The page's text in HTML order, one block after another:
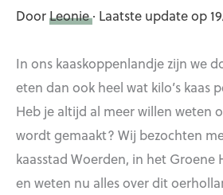
DoorLeonie· Laatste update op
In ons kaaskoppenlandje zijn we
eten dan ook heel wat kilo’s kaas
Heb je altijd al meer willen weten
wordt gemaakt? Wij bezochten
kaasstad Woerden, in het Groene
en weten nu alles over dit